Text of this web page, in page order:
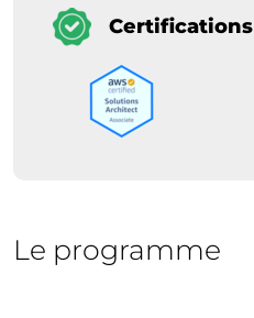
Certifications
Le programme